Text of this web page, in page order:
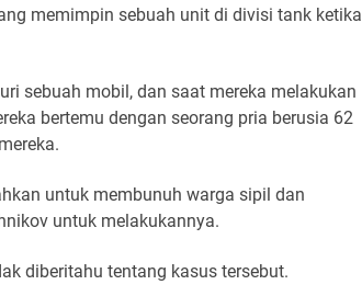
memimpin sebuah unit di divisi tank ketika
sebuah mobil, dan saat mereka melakukan
bertemu dengan seorang pria berusia 62
untuk membunuh warga sipil dan
untuk melakukannya.
diberitahu tentang kasus tersebut.